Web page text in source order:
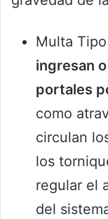
Multa Tipo
ingresan
portales
como
circulan
los
regular el
del